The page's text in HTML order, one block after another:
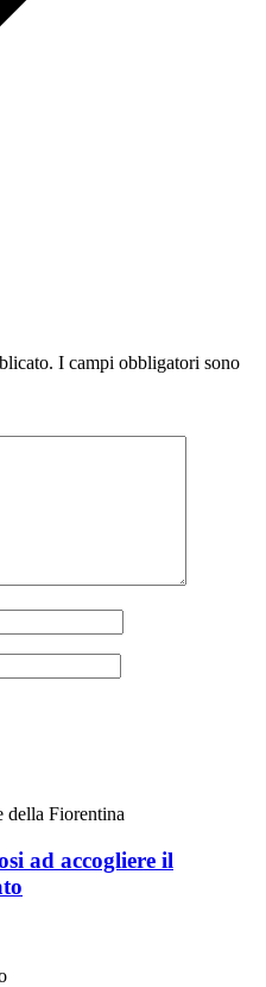
I campi obbligatori sono
della Fiorentina
ad accogliere il